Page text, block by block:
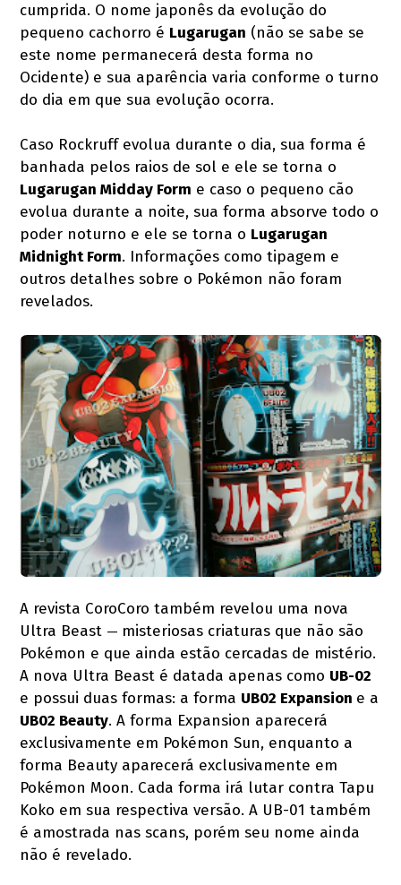
cumprida. O nome japonês da evolução do
pequeno cachorro é Lugarugan (não se sabe se
este nome permanecerá desta forma no
Ocidente) e sua aparência varia conforme o turno
do dia em que sua evolução ocorra.
Caso Rockruff evolua durante o dia, sua forma é
banhada pelos raios de sol e ele se torna o
Lugarugan Midday Form e caso o pequeno cão
evolua durante a noite, sua forma absorve todo o
poder noturno e ele se torna o Lugarugan
Midnight Form. Informações como tipagem e
outros detalhes sobre o Pokémon não foram
revelados.
A revista CoroCoro também revelou uma nova
Ultra Beast — misteriosas criaturas que não são
Pokémon e que ainda estão cercadas de mistério.
A nova Ultra Beast é datada apenas como UB-02
e possui duas formas: a forma UB02 Expansion e a
UB02 Beauty. A forma Expansion aparecerá
exclusivamente em Pokémon Sun, enquanto a
forma Beauty aparecerá exclusivamente em
Pokémon Moon. Cada forma irá lutar contra Tapu
Koko em sua respectiva versão. A UB-01 também
é amostrada nas scans, porém seu nome ainda
não é revelado.